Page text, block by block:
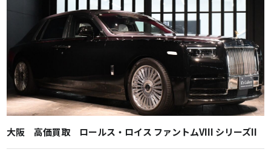
大阪 高価買取 ロールス・ロイス ファントムVIII シリーズII